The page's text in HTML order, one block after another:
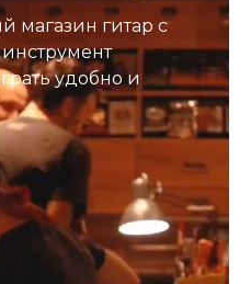
магазин гитар с
удобно и